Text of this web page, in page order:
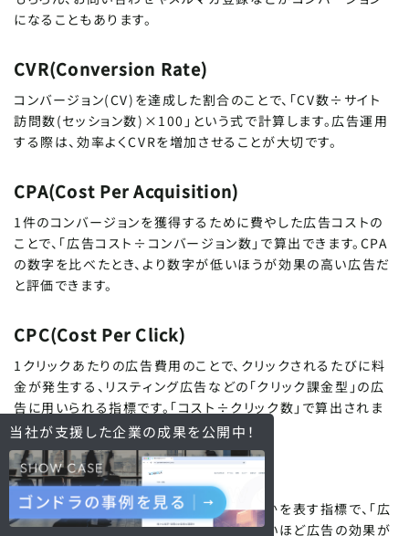
になることもあります。
CVR(Conversion Rate)
コンバージョン(CV)を達成した割合のことで、「CV数÷サイト
訪問数(セッション数)×100」という式で計算します。広告運用
する際は、効率よくCVRを増加させることが大切です。
CPA(Cost Per Acquisition)
1件のコンバージョンを獲得するために費やした広告コストの
ことで、「広告コスト÷コンバージョン数」で算出できます。CPA
の数字を比べたとき、より数字が低いほうが効果の高い広告だ
と評価できます。
CPC(Cost Per Click)
1クリックあたりの広告費用のことで、クリックされるたびに料
金が発生する、リスティング広告などの「クリック課金型」の広
告に用いられる指標です。「コスト÷クリック数」で算出されま
す。
CPO(Cost Per Order)
注文1件にどれくらいの費用がかかったのかを表す指標で、「広
告費÷注文数」で算出できます。CPOが低いほど広告の効果が
当社が支援した企業の成果を公開中！